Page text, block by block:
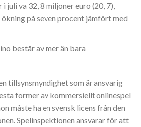
juli va 32, 8 miljoner euro (20, 7),
på seven procent jämfört med
består av mer än bara
tillsynsmyndighet som är ansvarig
former av kommersiellt onlinespel
måste ha en svensk licens från den
Spelinspektionen ansvarar för att